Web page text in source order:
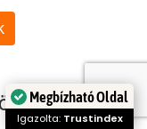
Megbízható Oldal
Igazolta: Trustindex